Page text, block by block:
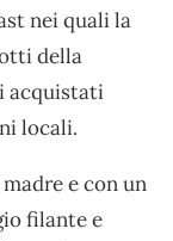
nei quali la
della
acquistati
locali.
e con un
filante e